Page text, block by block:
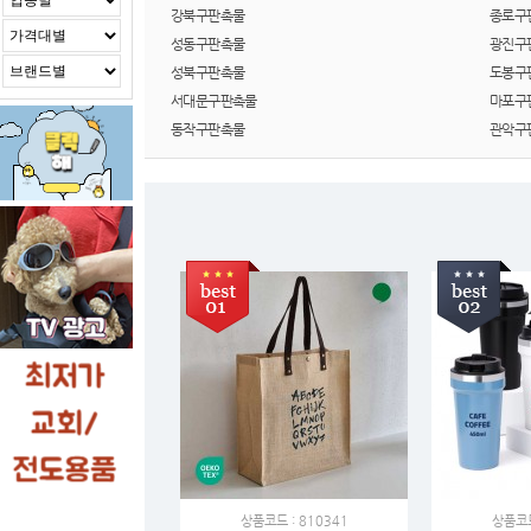
강북구판촉물
종로구
성동구판촉물
광진구
성북구판촉물
도봉구
서대문구판촉물
마포구
동작구판촉물
관악구
상품코드 : 810341 상품